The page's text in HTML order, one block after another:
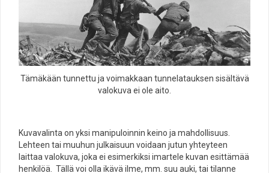
Tämäkään tunnettu ja voimakkaan tunnelatauksen sisältävä
valokuva ei ole aito.
Kuvavalinta on yksi manipuloinnin keino ja mahdollisuus.
Lehteen tai muuhun julkaisuun voidaan jutun yhteyteen
laittaa valokuva, joka ei esimerkiksi imartele kuvan esittämää
henkilöä. Tällä voi olla ikävä ilme, mm. suu auki, tai tilanne